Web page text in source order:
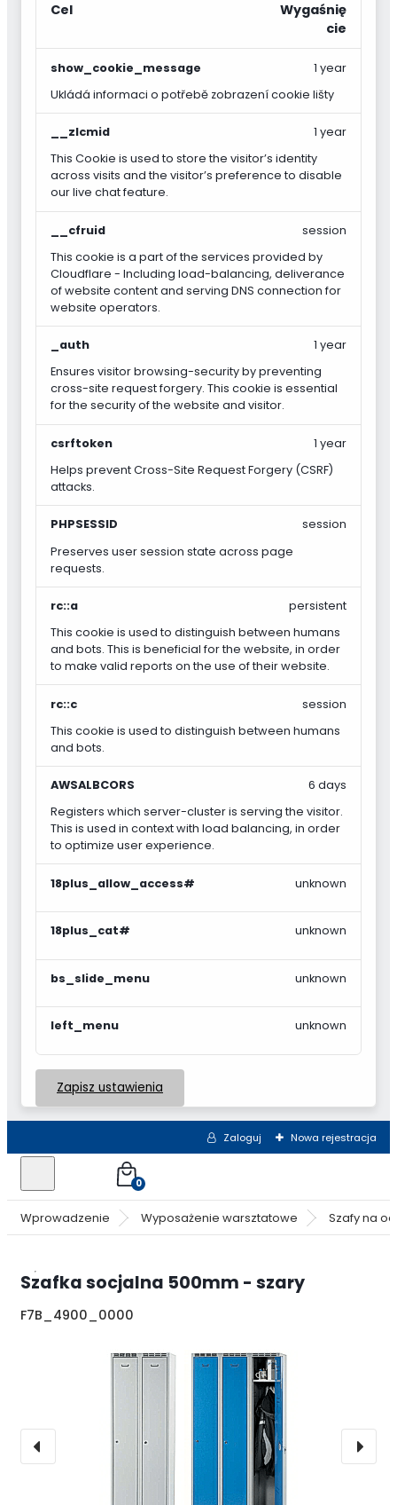
Cel
Wygaśnię
cie
show_cookie_message
Ukládá informaci o potřebě zobrazení cookie lišty
1 year
__zlcmid
This Cookie is used to store the visitor’s identity
across visits and the visitor’s preference to disable
our live chat feature.
1 year
__cfruid
This cookie is a part of the services provided by
Cloudflare - Including load-balancing, deliverance
of website content and serving DNS connection for
website operators.
session
_auth
Ensures visitor browsing-security by preventing
cross-site request forgery. This cookie is essential
for the security of the website and visitor.
1 year
csrftoken
Helps prevent Cross-Site Request Forgery (CSRF)
attacks.
1 year
PHPSESSID
Preserves user session state across page
requests.
session
rc::a
This cookie is used to distinguish between humans
and bots. This is beneficial for the website, in order
to make valid reports on the use of their website.
persistent
rc::c
This cookie is used to distinguish between humans
and bots.
session
AWSALBCORS
Registers which server-cluster is serving the visitor.
This is used in context with load balancing, in order
to optimize user experience.
6 days
18plus_allow_access# unknown
18plus_cat# unknown
bs_slide_menu unknown
left_menu unknown
Zapisz ustawienia
Zaloguj Nowa rejestracja
0
Wprowadzenie Wyposażenie warsztatowe Szafy na
Szafka socjalna 500mm - szary
F7B_4900_0000